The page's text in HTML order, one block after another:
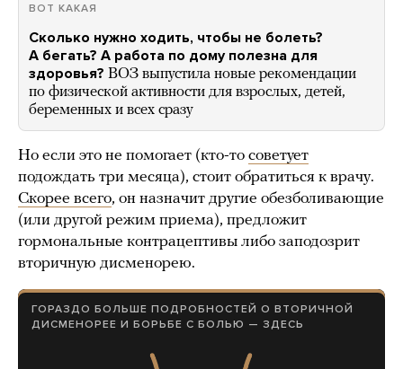
ВОТ КАКАЯ
Сколько нужно ходить, чтобы не болеть?
А бегать? А работа по дому полезна для
здоровья? ВОЗ выпустила новые рекомендации
по физической активности для взрослых, детей,
беременных и всех сразу
Но если это не помогает (кто-то советует
подождать три месяца), стоит обратиться к врачу.
Скорее всего, он назначит другие обезболивающие
(или другой режим приема), предложит
гормональные контрацептивы либо заподозрит
вторичную дисменорею.
ГОРАЗДО БОЛЬШЕ ПОДРОБНОСТЕЙ О ВТОРИЧНОЙ
ДИСМЕНОРЕЕ И БОРЬБЕ С БОЛЬЮ — ЗДЕСЬ